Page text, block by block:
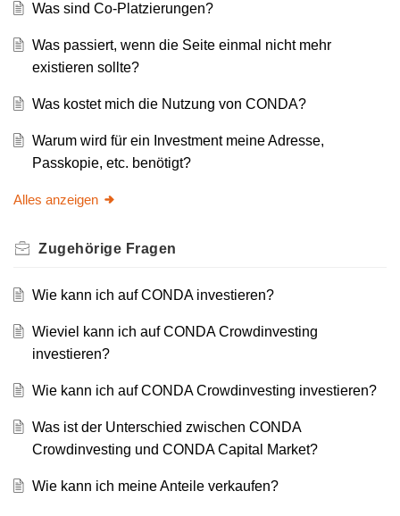
Was sind Co-Platzierungen?
Was passiert, wenn die Seite einmal nicht mehr
existieren sollte?
Was kostet mich die Nutzung von CONDA?
Warum wird für ein Investment meine Adresse,
Passkopie, etc. benötigt?
Alles anzeigen
Zugehörige Fragen
Wie kann ich auf CONDA investieren?
Wieviel kann ich auf CONDA Crowdinvesting
investieren?
Wie kann ich auf CONDA Crowdinvesting investieren?
Was ist der Unterschied zwischen CONDA
Crowdinvesting und CONDA Capital Market?
Wie kann ich meine Anteile verkaufen?